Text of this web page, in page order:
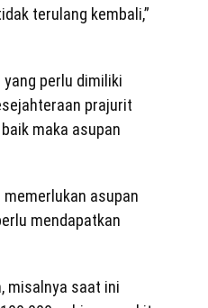
terulang kembali,”
perlu dimiliki
prajurit
maka asupan
asupan
mendapatkan
misalnya saat ini